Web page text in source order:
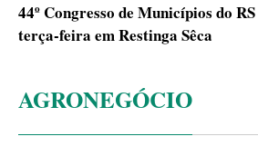
44º Congresso de Municípios do
terça-feira em Restinga Sêca
AGRONEGÓCIO